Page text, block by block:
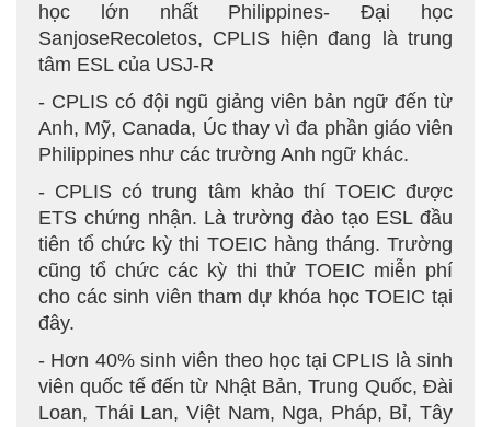
học lớn nhất Philippines- Đại học
SanjoseRecoletos, CPLIS hiện đang là trung
tâm ESL của USJ-R
- CPLIS có đội ngũ giảng viên bản ngữ đến từ
Anh, Mỹ, Canada, Úc thay vì đa phần giáo viên
Philippines như các trường Anh ngữ khác.
- CPLIS có trung tâm khảo thí TOEIC được
ETS chứng nhận. Là trường đào tạo ESL đầu
tiên tổ chức kỳ thi TOEIC hàng tháng. Trường
cũng tổ chức các kỳ thi thử TOEIC miễn phí
cho các sinh viên tham dự khóa học TOEIC tại
đây.
- Hơn 40% sinh viên theo học tại CPLIS là sinh
viên quốc tế đến từ Nhật Bản, Trung Quốc, Đài
Loan, Thái Lan, Việt Nam, Nga, Pháp, Bỉ, Tây